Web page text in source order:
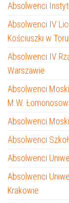
Absolwenci
Absolwenci IV
Kościuszki w
Absolwenci IV
Warszawie
Absolwenci
M.W.
Absolwenci
Absolwenci
Absolwenci
Absolwenci
Krakowie